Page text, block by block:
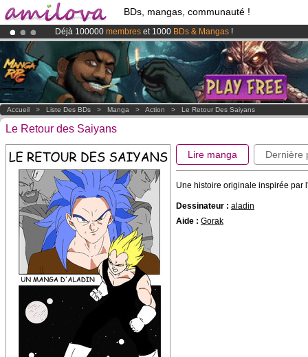
BDs, mangas, communauté !
Déjà 100000 membres et 1000 BDs & Mangas !
Abonnement premium: à partir de3.95 eurospar mois !Clique ici
LeKickstarter Amilova est désormais lancé
Accueil > Liste Des BDs > Manga > Action > Le Retour Des Saiyans
Le Retour des Saiyans
Lire manga Dernière
Une histoire originale inspirée par
Dessinateur : aladin
Aide : Gorak